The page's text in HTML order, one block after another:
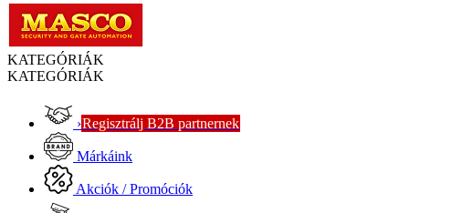
KATEGÓRIÁK
KATEGÓRIÁK
›Regisztrálj B2B partnernek
Márkáink
Akciók / Promóciók